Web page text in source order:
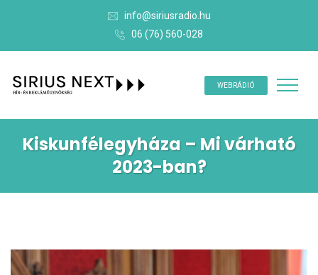
info@siriusradio.hu
06 (76) 560-028
WEBRÁDIÓ
Kiskunfélegyháza – Mi várható
2023-ban?